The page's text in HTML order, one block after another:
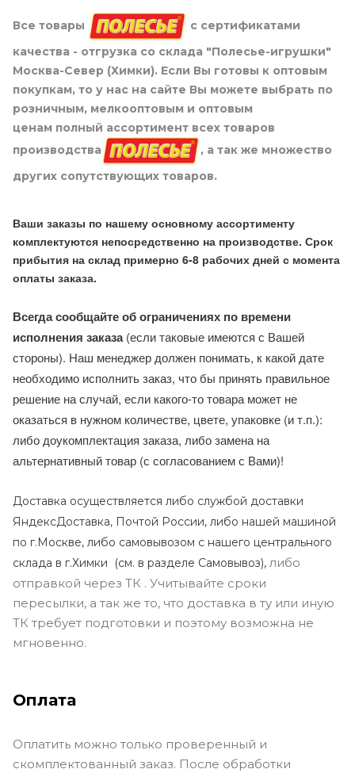
Все товары
с сертификатами
качества - отгрузка со склада "Полесье-игрушки"
Москва-Север (Химки). Если Вы готовы к оптовым
покупкам, то у нас на сайте Вы можете выбрать по
розничным, мелкооптовым и оптовым
ценам полный ассортимент всех товаров
производства
, а так же множество
других сопутствующих товаров.
Ваши заказы по нашему основному ассортименту
комплектуются непосредственно на производстве. Срок
прибытия на склад примерно 6-8 рабочих дней с момента
оплаты заказа.
Всегда сообщайте об ограничениях по времени
исполнения заказа(если таковые имеются с Вашей
стороны). Наш менеджер должен понимать, к какой дате
необходимо исполнить заказ, что бы принять правильное
решение на случай, если какого-то товара может не
оказаться в нужном количестве, цвете, упаковке (и т.п.):
либо доукомплектация заказа, либо замена на
альтернативный товар (с согласованием с Вами)!
Доставка осуществляется либо службой доставки
ЯндексДоставка, Почтой России, либо нашей машиной
по г.Москве, либо самовывозом с нашего центрального
склада в г.Химки (см. в разделе Самовывоз), либо
отправкой через ТК . Учитывайте сроки
пересылки, а так же то, что доставка в ту или иную
ТК требует подготовки и поэтому возможна не
мгновенно.
Оплата
Оплатить можно только проверенный и
скомплектованный заказ. После обработки